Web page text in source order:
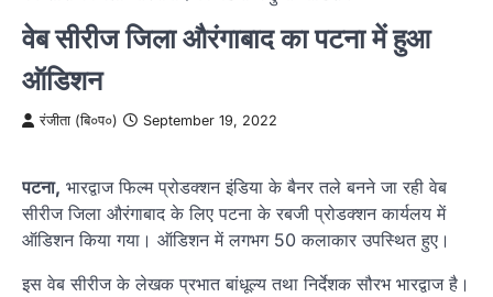
वेब सीरीज जिला औरंगाबाद का पटना में हुआ
ऑडिशन
रंजीता (बि०प०) September 19, 2022
पटना, भारद्वाज फिल्म प्रोडक्शन इंडिया के बैनर तले बनने जा रही वेब
सीरीज जिला औरंगाबाद के लिए पटना के रबजी प्रोडक्शन कार्यलय में
ऑडिशन किया गया। ऑडिशन में लगभग 50 कलाकार उपस्थित हुए।
इस वेब सीरीज के लेखक प्रभात बांधूल्य तथा निर्देशक सौरभ भारद्वाज है।